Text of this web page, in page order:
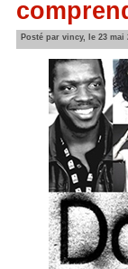
Posté par vincy, le 23 mai